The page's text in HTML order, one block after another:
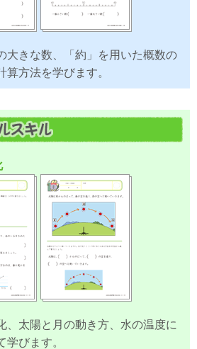
大きな数、「約」を用いた概数の
方法を学びます。
、太陽と月の動き方、水の温度に
学びます。